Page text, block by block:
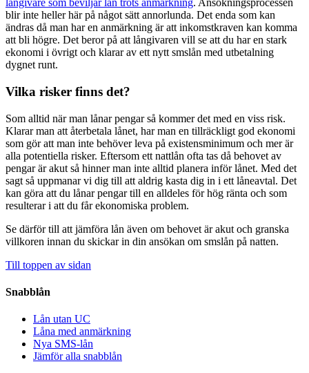
långivare som beviljar lån trots anmärkning. Ansökningsprocessen
blir inte heller här på något sätt annorlunda. Det enda som kan
ändras då man har en anmärkning är att inkomstkraven kan komma
att bli högre. Det beror på att långivaren vill se att du har en stark
ekonomi i övrigt och klarar av ett nytt smslån med utbetalning
dygnet runt.
Vilka risker finns det?
Som alltid när man lånar pengar så kommer det med en viss risk.
Klarar man att återbetala lånet, har man en tillräckligt god ekonomi
som gör att man inte behöver leva på existensminimum och mer är
alla potentiella risker. Eftersom ett nattlån ofta tas då behovet av
pengar är akut så hinner man inte alltid planera inför lånet. Med det
sagt så uppmanar vi dig till att aldrig kasta dig in i ett låneavtal. Det
kan göra att du lånar pengar till en alldeles för hög ränta och som
resulterar i att du får ekonomiska problem.
Se därför till att jämföra lån även om behovet är akut och granska
villkoren innan du skickar in din ansökan om smslån på natten.
Till toppen av sidan
Snabblån
Lån utan UC
Låna med anmärkning
Nya SMS-lån
Jämför alla snabblån